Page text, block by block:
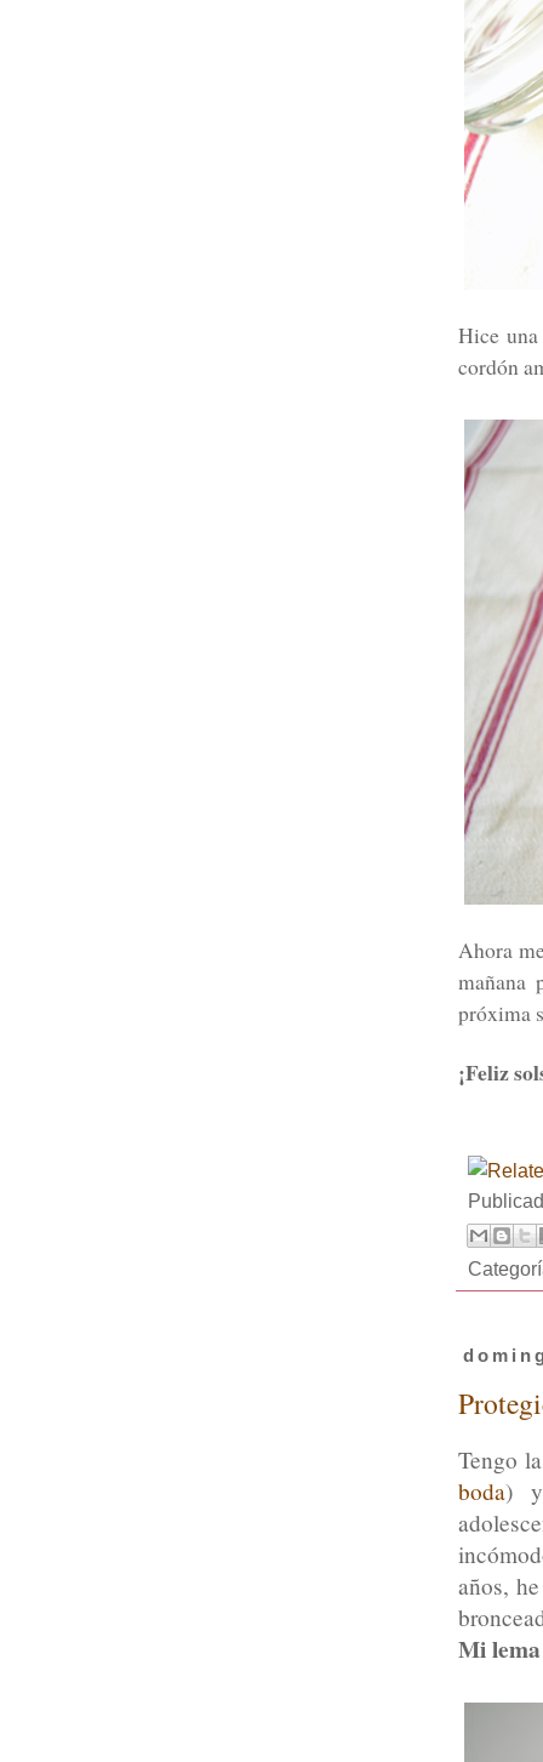
Hice
cordón
Ahora
mañana
próxima
¡Feliz
Tengo
boda)
años,
Mi